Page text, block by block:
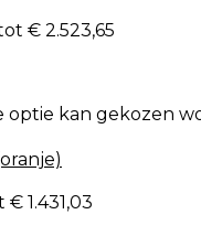
€ 2.523,65
optie kan gekozen
1.431,03